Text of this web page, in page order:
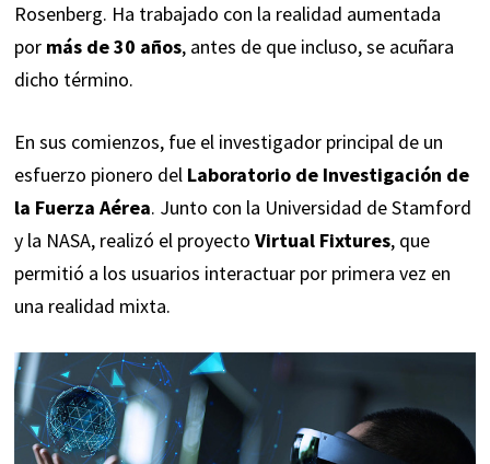
Rosenberg. Ha trabajado con la realidad aumentada
por más de 30 años, antes de que incluso, se acuñara
dicho término.
En sus comienzos, fue el investigador principal de un
esfuerzo pionero del Laboratorio de Investigación de
la Fuerza Aérea. Junto con la Universidad de Stamford
y la NASA, realizó el proyecto Virtual Fixtures, que
permitió a los usuarios interactuar por primera vez en
una realidad mixta.